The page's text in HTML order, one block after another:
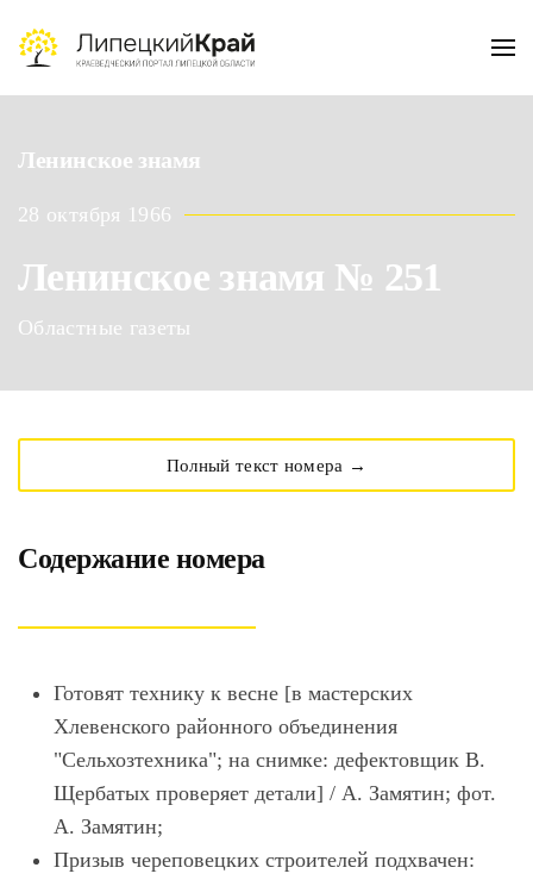
Skip to main content
Ленинское знамя
28 октября 1966
Ленинское знамя № 251
Областные газеты
Полный текст номера →
Содержание номера
Готовят технику к весне [в мастерских
Хлевенского районного объединения
"Сельхозтехника"; на снимке: дефектовщик В.
Щербатых проверяет детали] / А. Замятин; фот.
А. Замятин;
Призыв череповецких строителей подхвачен: